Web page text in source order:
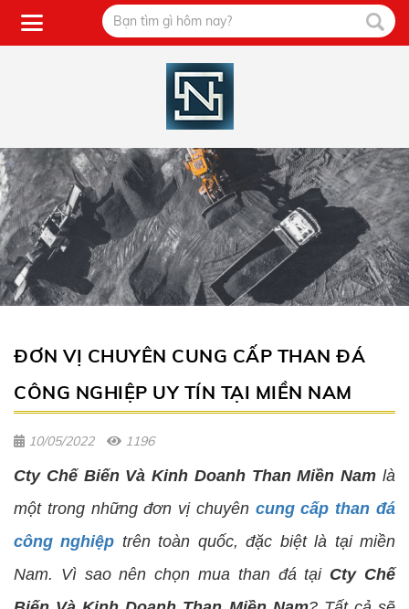
ĐƠN VỊ CHUYÊN CUNG CẤP THAN ĐÁ
CÔNG NGHIỆP UY TÍN TẠI MIỀN NAM
10/05/2022 1196
Cty Chế Biến Và Kinh Doanh Than Miền Nam là
một trong những đơn vị chuyên cung cấp than đá
công nghiệp trên toàn quốc, đặc biệt là tại miền
Nam. Vì sao nên chọn mua than đá tại Cty Chế